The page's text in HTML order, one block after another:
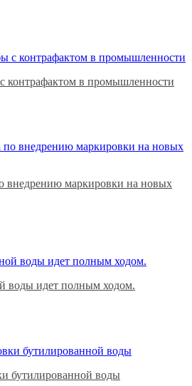
контрафактом в промышленности
маркировки на новых
воды идет полным ходом.
бутилированной воды